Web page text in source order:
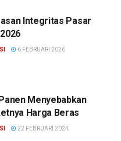
Integritas Pasar
6 FEBRUARI 2026
Menyebabkan
Harga Beras
22 FEBRUARI 2024